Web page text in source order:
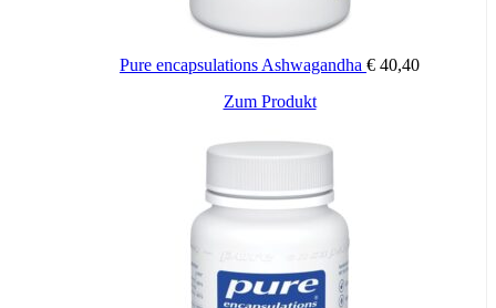
Dieser kann Zellen schädigen und die Energieproduktion
beeinträchtigen mit Folgen wie Müdigkeit und Erschöpfung, aber
Schutz vor oxidativen Stress bieten Antioxidantien aus der Nahrung
körpereigene Enzyme, welche zur Funktion Spurenelemente wie
: Filmtabletten
Pure encapsulations Ashwagandha € 40,40
Zum Produkt